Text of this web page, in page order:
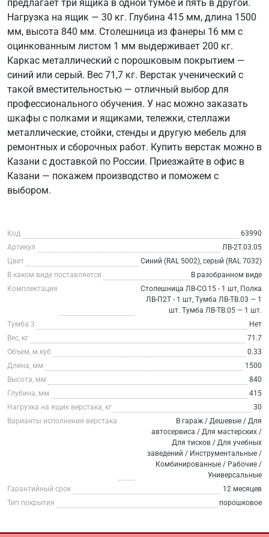
предлагает три ящика в одной тумбе и пять в другой.
Нагрузка на ящик — 30 кг. Глубина 415 мм, длина 1500
мм, высота 840 мм. Столешница из фанеры 16 мм с
оцинкованным листом 1 мм выдерживает 200 кг.
Каркас металлический с порошковым покрытием —
синий или серый. Вес 71,7 кг. Верстак ученический с
такой вместительностью — отличный выбор для
профессионального обучения. У нас можно заказать
шкафы с полками и ящиками, тележки, стеллажи
металлические, стойки, стенды и другую мебель для
ремонтных и сборочных работ. Купить верстак можно в
Казани с доставкой по России. Приезжайте в офис в
Казани — покажем производство и поможем с
выбором.
Код
63990
Артикул
ЛВ-2Т.03.05
Цвет
Синий (RAL 5002), серый (RAL 7032)
В каком виде поставляется
В разобранном виде
Комплектация
Столешница ЛВ-СО.15 - 1 шт, Полка
ЛВ-П2Т - 1 шт, Тумба ЛВ-ТВ.03 — 1
шт. Тумба ЛВ-ТВ.05 — 1 шт.
Тумба 3
Нет
Вес, кг
71.7
Объем, м.куб
0.33
Длина, мм
1500
Высота, мм
840
Глубина, мм
415
Нагрузка на ящик верстака, кг
30
Варианты исполнения верстака
В гараж / Дешевые / Для
автосервиса / Для мастерских /
Для тисков / Для учебных
заведений / Инструментальные /
Комбинированные / Рабочие /
Универсальные
Гарантийный срок
12 месяцев
Тип покрытия
порошковое